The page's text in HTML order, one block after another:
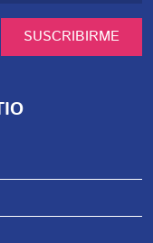
SUSCRIBIRME